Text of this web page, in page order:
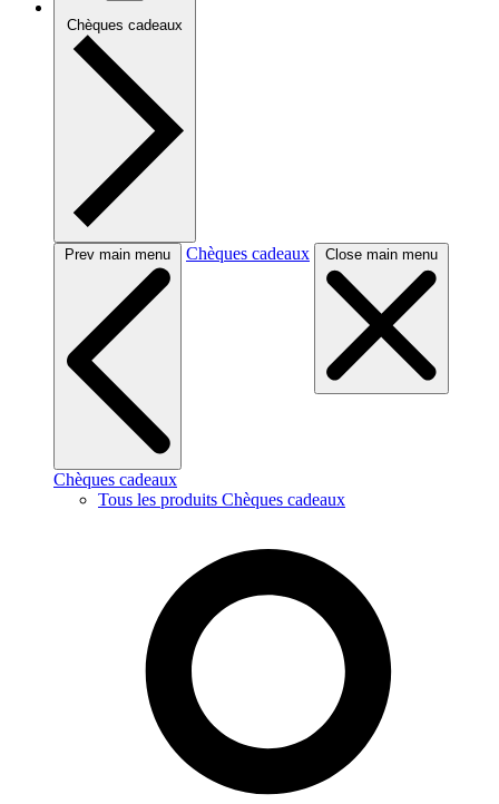
Chèques cadeaux
Prev main menu Chèques cadeaux Close main menu
Chèques cadeaux
Tous les produits Chèques cadeaux